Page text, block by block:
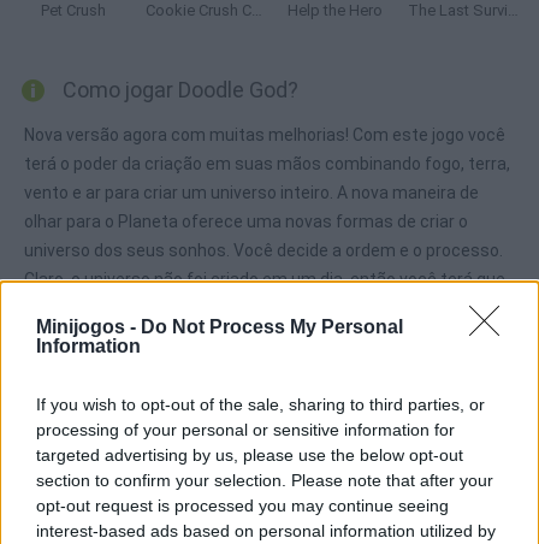
Minijogos - Do Not Process My Personal
Information
If you wish to opt-out of the sale, sharing to third parties, or
processing of your personal or sensitive information for
targeted advertising by us, please use the below opt-out
section to confirm your selection. Please note that after your
opt-out request is processed you may continue seeing
interest-based ads based on personal information utilized by
Pet Crush Cookie Crush Christmas Edition Help the Hero The Last Survivor
Como jogar Doodle God?
Nova versão agora com muitas melhorias! Com este jogo você
terá o poder da criação em suas mãos combinando fogo, terra,
vento e ar para criar um universo inteiro. A nova maneira de
olhar para o Planeta oferece uma novas formas de criar o
universo dos seus sonhos. Você decide a ordem e o processo.
Claro, o universo não foi criado em um dia, então você terá que
trabalhar duro até obter um simples microorganismo. Mas
cuidado, o poder da criação pode ter consequências
praga de zumbis.
Etiquetas